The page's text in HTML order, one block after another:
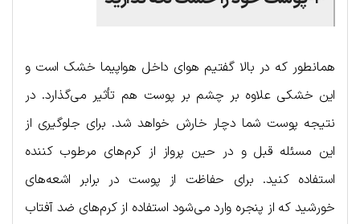
همانطور که در بالا گفتیم هوای داخل هواپیما خشک است و
این خشکی علاوه بر چشم بر پوست هم تأثیر می‌گذارد. در
نتیجه پوست شما دچار خارش خواهد شد. برای جلوگیری از
این مسئله قبل و در حین پرواز از کرم‌های مرطوب کننده
استفاده کنید. برای حفاظت از پوست در برابر اشعه‌های
خورشید که از پنجره وارد می‌شود استفاده از کرم‌های ضد آفتاب